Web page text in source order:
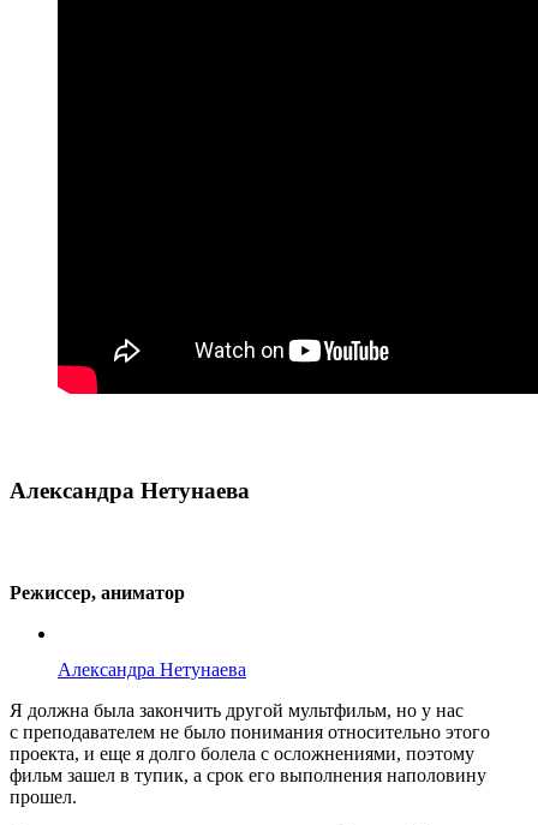
Александра Нетунаева
Режиссер, аниматор
Александра Нетунаева
Я должна была закончить другой мультфильм, но у нас
с преподавателем не было понимания относительно этого
проекта, и еще я долго болела с осложнениями, поэтому
фильм зашел в тупик, а срок его выполнения наполовину
прошел.